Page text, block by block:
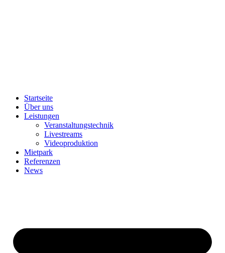
Startseite
Über uns
Leistungen
Veranstaltungstechnik
Livestreams
Videoproduktion
Mietpark
Referenzen
News